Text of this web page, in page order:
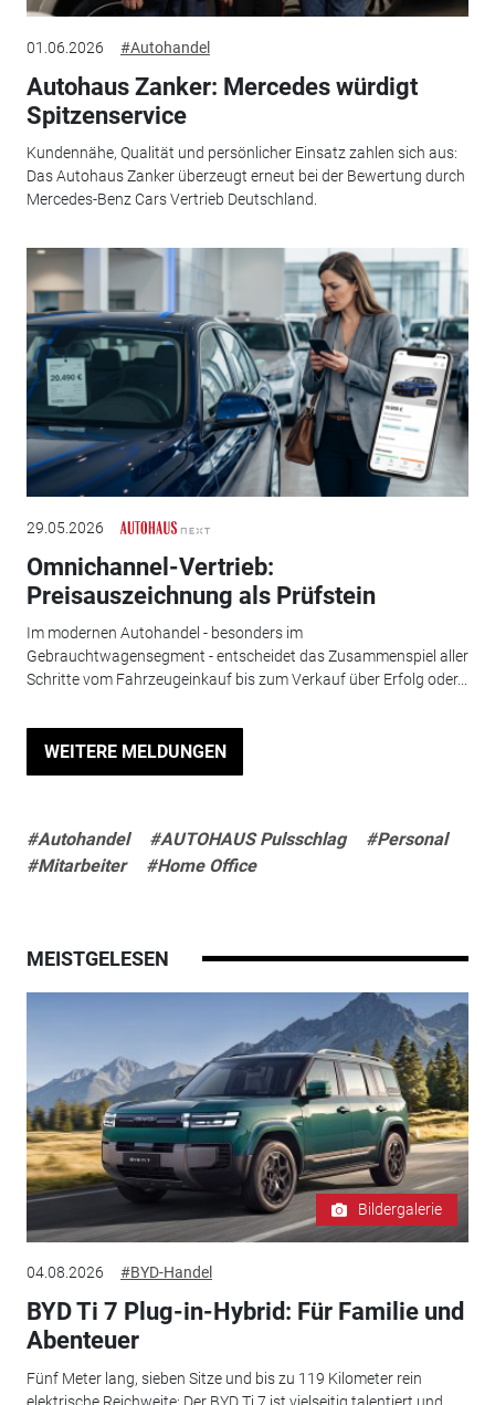
01.06.2026 #Autohandel
Autohaus Zanker: Mercedes würdigt
Spitzenservice
Kundennähe, Qualität und persönlicher Einsatz zahlen sich aus:
Das Autohaus Zanker überzeugt erneut bei der Bewertung durch
Mercedes-Benz Cars Vertrieb Deutschland.
29.05.2026
Omnichannel-Vertrieb:
Preisauszeichnung als Prüfstein
Im modernen Autohandel - besonders im
Gebrauchtwagensegment - entscheidet das Zusammenspiel aller
Schritte vom Fahrzeugeinkauf bis zum Verkauf über Erfolg oder...
WEITERE MELDUNGEN
#Autohandel #AUTOHAUS Pulsschlag
#Personal
#Mitarbeiter
#Home Office
MEISTGELESEN
Bildergalerie
04.08.2026 #BYD-Handel
BYD Ti 7 Plug-in-Hybrid: Für Familie und
Abenteuer
Fünf Meter lang, sieben Sitze und bis zu 119 Kilometer rein
elektrische Reichweite: Der BYD Ti 7 ist vielseitig talentiert und